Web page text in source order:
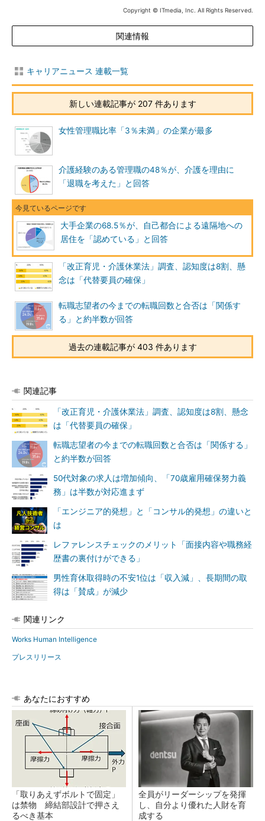
Copyright © ITmedia, Inc. All Rights Reserved.
関連情報
キャリアニュース 連載一覧
新しい連載記事が 207 件あります
女性管理職比率「3％未満」の企業が最多
介護経験のある管理職の48％が、介護を理由に
「退職を考えた」と回答
大手企業の68.5％が、自己都合による遠隔地への
居住を「認めている」と回答
「改正育児・介護休業法」調査、認知度は8割、懸
念は「代替要員の確保」
転職志望者の今までの転職回数と合否は「関係す
る」と約半数が回答
過去の連載記事が 403 件あります
関連記事
「改正育児・介護休業法」調査、認知度は8割、懸念
は「代替要員の確保」
転職志望者の今までの転職回数と合否は「関係する」
と約半数が回答
50代対象の求人は増加傾向、「70歳雇用確保努力義
務」は半数が対応進まず
「エンジニア的発想」と「コンサル的発想」の違いと
は
レファレンスチェックのメリット「面接内容や職務経
歴書の裏付けができる」
男性育休取得時の不安1位は「収入減」、長期間の取
得は「賛成」が減少
関連リンク
Works Human Intelligence
プレスリリース
あなたにおすすめ
「取りあえずボルトで固定」
は禁物 締結部設計で押さえ
るべき基本
全員がリーダーシップを発揮
し、自分より優れた人財を育
成する